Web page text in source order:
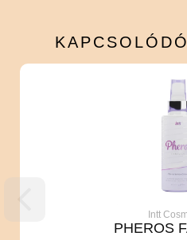
KAPCSOLÓDÓ
Intt
PHEROS